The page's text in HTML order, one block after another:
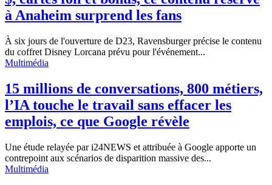
à Anaheim surprend les fans
À six jours de l'ouverture de D23, Ravensburger précise le contenu
du coffret Disney Lorcana prévu pour l'événement...
Multimédia
15 millions de conversations, 800 métiers,
l’IA touche le travail sans effacer les
emplois, ce que Google révèle
Une étude relayée par i24NEWS et attribuée à Google apporte un
contrepoint aux scénarios de disparition massive des...
Multimédia